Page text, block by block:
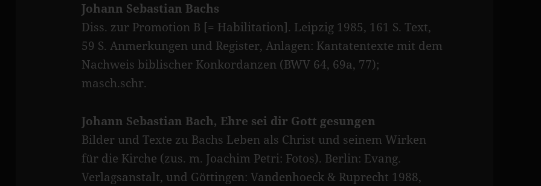
Johann Sebastian Bachs
Diss. zur Promotion B [= Habilitation]. Leipzig 1985, 161 S. Text,
59 S. Anmerkungen und Register, Anlagen: Kantatentexte mit dem
Nachweis biblischer Konkordanzen (BWV 64, 69a, 77);
masch.schr.
Johann Sebastian Bach, Ehre sei dir Gott gesungen
Bilder und Texte zu Bachs Leben als Christ und seinem Wirken
für die Kirche (zus. m. Joachim Petri: Fotos). Berlin: Evang.
Verlagsanstalt, und Göttingen: Vandenhoeck & Ruprecht 1988,